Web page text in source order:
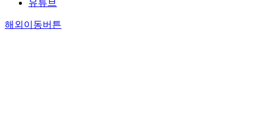
유튜브
해외이동버튼